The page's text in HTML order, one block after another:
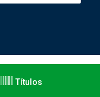
Títulos